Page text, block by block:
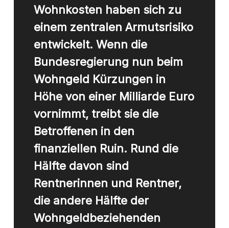
Wohnkosten haben sich zu
einem zentralen Armutsrisiko
entwickelt. Wenn die
Bundesregierung nun beim
Wohngeld Kürzungen in
Höhe von einer Milliarde Euro
vornimmt, treibt sie die
Betroffenen in den
finanziellen Ruin. Rund die
Hälfte davon sind
Rentnerinnen und Rentner,
die andere Hälfte der
Wohngeldbeziehenden